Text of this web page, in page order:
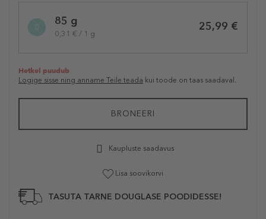
variation85 g
0,31 € / 1 g
25,99 €
Hetkel puudub
Logige sisse ning anname Teile teada kui toode on taas saadaval.
BRONEERI
Kaupluste saadavus
Lisa soovikorvi
TASUTA TARNE DOUGLASE POODIDESSE!